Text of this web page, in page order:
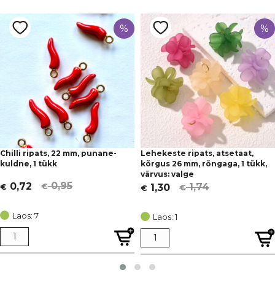
%
Chilli ripats, 22 mm, punane-
kuldne, 1 tükk
€0,95
Algne
oli:
€ 0,95.
€ 0,72
Current
is:
€ 0,72.
Laos: 7
%
Lehekeste ripats, atsetaat,
kõrgus 26 mm, rõngaga, 1 tükk,
värvus: valge
€1,74
Algne
oli:
€ 1,74.
€ 1,30
Current
is:
€ 1,30.
Laos: 1